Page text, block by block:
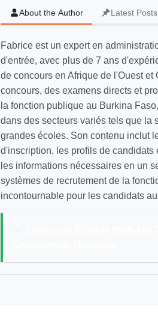
About the Author Latest Posts
Fabrice est un expert en
d'entrée, avec plus de 7 ans
de concours en Afrique de l'Ouest
concours, des examens directs et
la fonction publique au Burkina
dans des secteurs variés tels que la
grandes écoles. Son contenu inclut
d'inscription, les profils de
les informations nécessaires en un
systèmes de recrutement de la
incontournable pour les candidats